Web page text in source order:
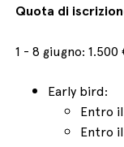
Quota di
1 - 8 giugno: 1.500
Early bird:
Entro
Entro